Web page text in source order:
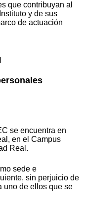
que contribuyan al
y de sus
de actuación
se encuentra en
en el Campus
Real.
sede e
sin perjuicio de
uno de ellos que se